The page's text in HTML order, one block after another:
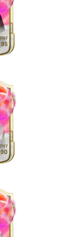
95
90